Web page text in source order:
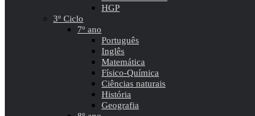
HGP
3º Ciclo
7º ano
Português
Inglês
Matemática
Físico-Química
Ciências naturais
História
Geografia